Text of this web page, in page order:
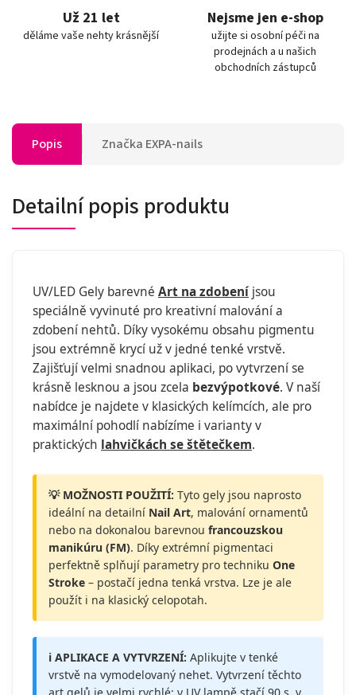
Už 21 let
děláme vaše nehty krásnější
Nejsme jen e-shop
užijte si osobní péči na
prodejnách a u našich
obchodních zástupců
Popis Značka EXPA-nails
Detailní popis produktu
UV/LED Gely barevné Art na zdobení jsou
speciálně vyvinuté pro kreativní malování a
zdobení nehtů. Díky vysokému obsahu pigmentu
jsou extrémně krycí už v jedné tenké vrstvě.
Zajišťují velmi snadnou aplikaci, po vytvrzení se
krásně lesknou a jsou zcela bezvýpotkové. V naší
nabídce je najdete v klasických kelímcích, ale pro
maximální pohodlí nabízíme i varianty v
praktických lahvičkách se štětečkem.
💡 MOŽNOSTI POUŽITÍ: Tyto gely jsou naprosto
ideální na detailní Nail Art, malování ornamentů
nebo na dokonalou barevnou francouzskou
manikúru (FM). Díky extrémní pigmentaci
perfektně splňují parametry pro techniku One
Stroke – postačí jedna tenká vrstva. Lze je ale
použít i na klasický celopotah.
ℹ️ APLIKACE A VYTVRZENÍ: Aplikujte v tenké
vrstvě na vymodelovaný nehet. Vytvrzení těchto